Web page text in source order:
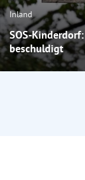
Inland
SOS-
beschuldigt